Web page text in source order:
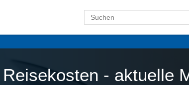
- aktuelle